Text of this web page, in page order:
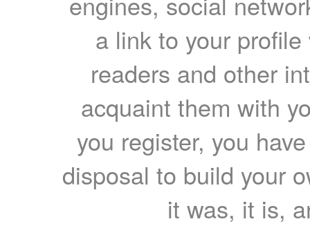
a link to your
readers and other
acquaint them with
you register, you
disposal to build your
it was, it is,